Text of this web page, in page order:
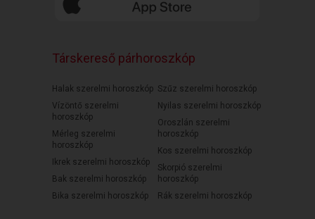
Társkereső párhoroszkóp
Halak szerelmi horoszkóp
Vízöntő szerelmi
horoszkóp
Mérleg szerelmi
horoszkóp
Ikrek szerelmi horoszkóp
Bak szerelmi horoszkóp
Bika szerelmi horoszkóp
Szűz szerelmi horoszkóp
Nyilas szerelmi horoszkóp
Oroszlán szerelmi
horoszkóp
Kos szerelmi horoszkóp
Skorpió szerelmi
horoszkóp
Rák szerelmi horoszkóp